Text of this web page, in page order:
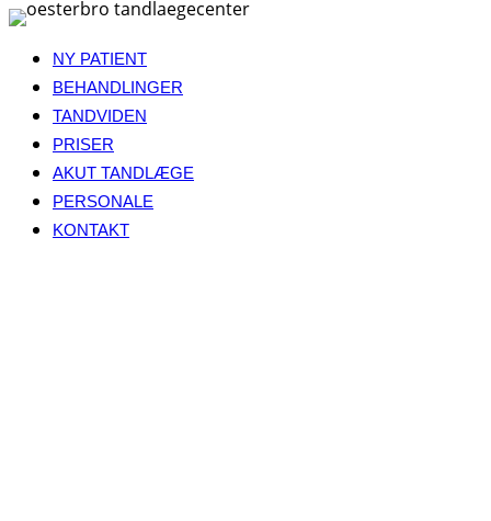
Fortsæt
indhold
NY PATIENT
BEHANDLINGER
TANDVIDEN
PRISER
AKUT TANDLÆGE
PERSONALE
KONTAKT